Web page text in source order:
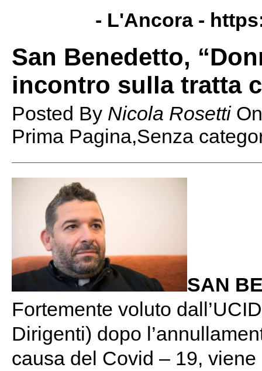
- L'Ancora -
San Benedetto,
incontro sulla tratta
Posted By Nicola Rosetti
Prima Pagina,Senza
SAN
Fortemente voluto
Dirigenti) dopo
causa del Covid – 19,